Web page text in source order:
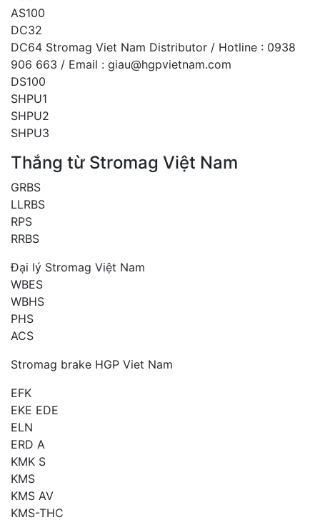
AS100
DC32
DC64 Stromag Viet Nam Distributor / Hotline : 0938
906 663 / Email : giau@hgpvietnam.com
DS100
SHPU1
SHPU2
SHPU3
Thắng từ Stromag Việt Nam
GRBS
LLRBS
RPS
RRBS
Đại lý Stromag Việt Nam
WBES
WBHS
PHS
ACS
Stromag brake HGP Viet Nam
EFK
EKE EDE
ELN
ERD A
KMK S
KMS
KMS AV
KMS-THC